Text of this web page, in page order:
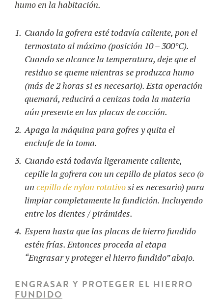
humo en la habitación.
Cuando la gofrera esté todavía caliente, pon el
termostato al máximo (posición 10 – 300°C).
Cuando se alcance la temperatura, deje que el
residuo se queme mientras se produzca humo
(más de 2 horas si es necesario). Esta operación
quemará, reducirá a cenizas toda la materia
aún presente en las placas de cocción.
Apaga la máquina para gofres y quita el
enchufe de la toma.
Cuando está todavía ligeramente caliente,
cepille la gofrera con un cepillo de platos seco (o
un cepillo de nylon rotativosi es necesario) para
limpiar completamente la fundición. Incluyendo
entre los dientes / pirámides.
Espera hasta que las placas de hierro fundido
estén frías. Entonces proceda al etapa
“Engrasar y proteger el hierro fundido” abajo.
ENGRASAR Y PROTEGER EL HIERRO
FUNDIDO